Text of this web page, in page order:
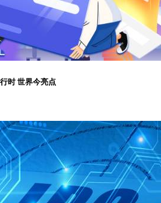
时 世界今亮点